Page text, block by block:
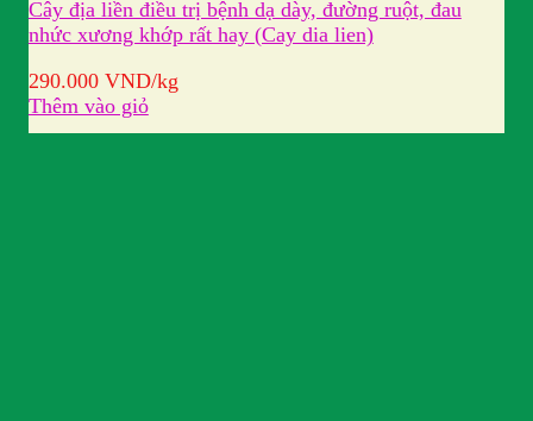
Cây địa liền điều trị bệnh dạ dày, đường ruột, đau
nhức xương khớp rất hay (Cay dia lien)
290.000 VND/kg
Thêm vào giỏ